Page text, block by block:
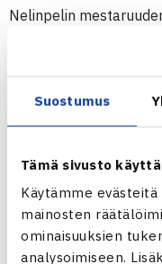
Suostumus
Tämä sivusto
Käytämme
mainosten
ominaisuuksien
analysoimiseen.
Nelinpelin
ja VT:n
näissä SM-kisoissa
Juniorien 16v
1.-7.8.2011 Hyvinkää
Järj: HyTS